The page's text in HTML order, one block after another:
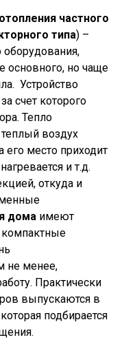
частного
типа) –
основного, но чаще
Устройство
счет которого
Тепло
воздух
его место приходит
и т.д.
откуда и
дома имеют
не менее,
Практически
выпускаются в
подбирается